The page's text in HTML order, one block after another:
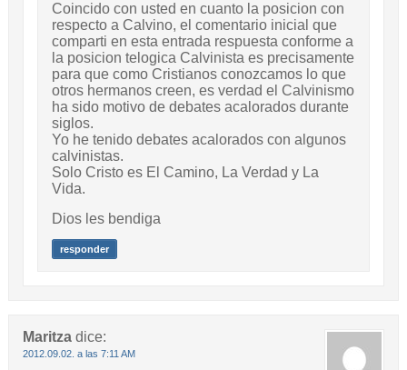
Coincido con usted en cuanto la posicion con
respecto a Calvino, el comentario inicial que
comparti en esta entrada respuesta conforme a
la posicion telogica Calvinista es precisamente
para que como Cristianos conozcamos lo que
otros hermanos creen, es verdad el Calvinismo
ha sido motivo de debates acalorados durante
siglos.
Yo he tenido debates acalorados con algunos
calvinistas.
Solo Cristo es El Camino, La Verdad y La
Vida.
Dios les bendiga
responder
Maritza dice:
2012.09.02. a las 7:11 AM